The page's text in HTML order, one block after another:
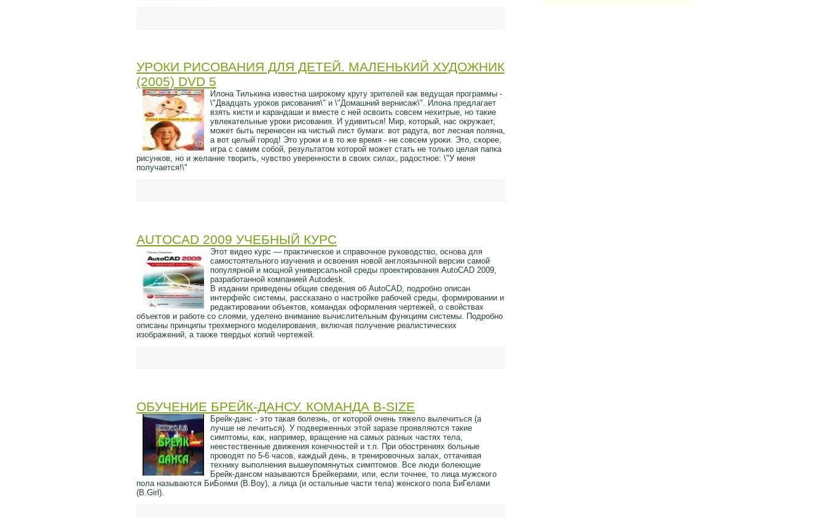
УРОКИ РИСОВАНИЯ ДЛЯ ДЕТЕЙ. МАЛЕНЬКИЙ ХУДОЖНИК
(2005) DVD 5
Илона Тилькина известна широкому кругу зрителей как ведущая программы -
\"Двадцать уроков рисования\" и \"Домашний вернисаж\". Илона предлагает
взять кисти и карандаши и вместе с ней освоить совсем нехитрые, но такие
увлекательные уроки рисования. И удивиться! Мир, который, нас окружает,
может быть перенесен на чистый лист бумаги: вот радуга, вот лесная поляна,
а вот целый город! Это уроки и в то же время - не совсем уроки. Это, скорее,
игра с самим собой, результатом которой может стать не только целая папка
рисунков, но и желание творить, чувство уверенности в своих силах, радостное: \"У меня
получается!\"
AUTOCAD 2009 УЧЕБНЫЙ КУРС
Этот видео курс — практическое и справочное руководство, основа для
самостоятельного изучения и освоения новой англоязычной версии самой
популярной и мощной универсальной среды проектирования AutoCAD 2009,
разработанной компанией Autodesk.
В издании приведены общие сведения об AutoCAD, подробно описан
интерфейс системы, рассказано о настройке рабочей среды, формировании и
редактировании объектов, командах оформления чертежей, о свойствах
объектов и работе со слоями, уделено внимание вычислительным функциям системы. Подробно
описаны принципы трехмерного моделирования, включая получение реалистических
изображений, а также твердых копий чертежей.
ОБУЧЕНИЕ БРЕЙК-ДАНСУ. КОМАНДА B-SIZE
Брейк-данс - это такая болезнь, от которой очень тяжело вылечиться (а
лучше не лечиться). У подверженных этой заразе проявляются такие
симптомы, как, например, вращение на самых разных частях тела,
неестественные движения конечностей и т.п. При обострениях больные
проводят по 5-6 часов, каждый день, в тренировочных залах, оттачивая
технику выполнения вышеупомянутых симптомов. Все люди болеющие
Брейк-дансом называются Брейкерами, или, если точнее, то лица мужского
пола называются БиБоями (B.Boy), а лица (и остальные части тела) женского пола БиГелами
(B.Girl).